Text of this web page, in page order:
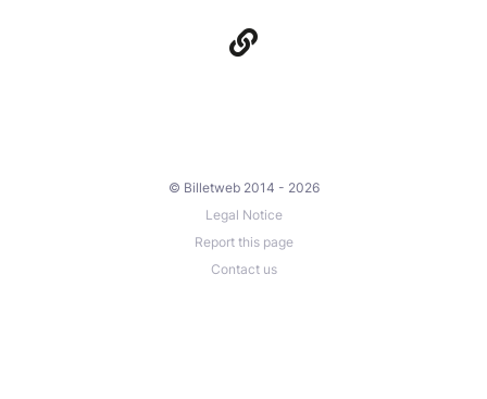
© Billetweb 2014 - 2026
Legal Notice
Report this page
Contact us